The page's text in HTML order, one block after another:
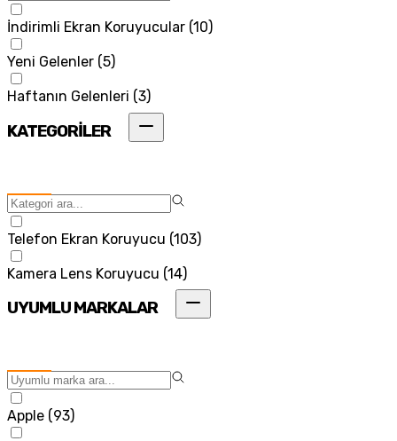
İndirimli Ekran Koruyucular (10)
Yeni Gelenler (5)
Haftanın Gelenleri (3)
KATEGORİLER
Telefon Ekran Koruyucu (103)
Kamera Lens Koruyucu (14)
UYUMLU MARKALAR
Apple (93)